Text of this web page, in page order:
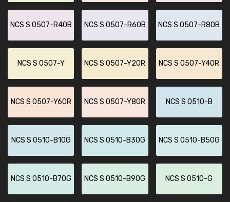
NCS S 0507-R40B NCS S 0507-R60B NCS S 0507-R80B
NCS S 0507-Y NCS S 0507-Y20R NCS S 0507-Y40R
NCS S 0507-Y60R NCS S 0507-Y80R NCS S 0510-B
NCS S 0510-B10G NCS S 0510-B30G NCS S 0510-B50G
NCS S 0510-B70G NCS S 0510-B90G NCS S 0510-G